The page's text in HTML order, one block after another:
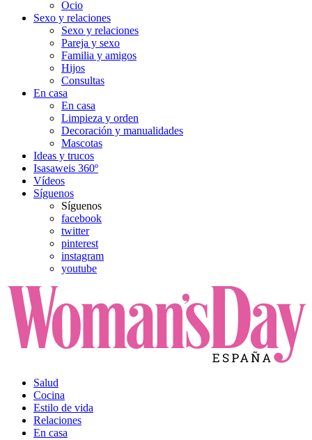
Ocio
Sexo y relaciones
Sexo y relaciones
Pareja y sexo
Familia y amigos
Hijos
Consultas
En casa
En casa
Limpieza y orden
Decoración y manualidades
Mascotas
Ideas y trucos
Isasaweis 360º
Vídeos
Síguenos
Síguenos
facebook
twitter
pinterest
instagram
youtube
Salud
Cocina
Estilo de vida
Relaciones
En casa